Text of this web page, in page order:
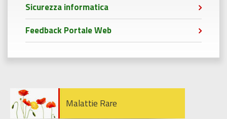
Sicurezza informatica
Feedback Portale Web
Malattie Rare